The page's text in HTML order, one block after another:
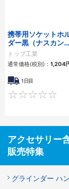
携帯用ソケットホ
ダー黒（ナスカン
付）
トップ工業
通常価格(税別)： 1,204
1日目
アクセサリー
販売特集
グラインダー ハ